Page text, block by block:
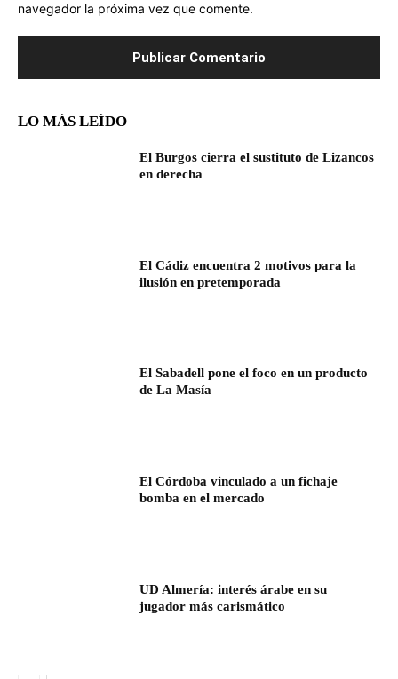
navegador la próxima vez que comente.
LO MÁS LEÍDO
El Burgos cierra el sustituto de Lizancos
en derecha
El Cádiz encuentra 2 motivos para la
ilusión en pretemporada
El Sabadell pone el foco en un producto
de La Masía
El Córdoba vinculado a un fichaje
bomba en el mercado
UD Almería: interés árabe en su
jugador más carismático